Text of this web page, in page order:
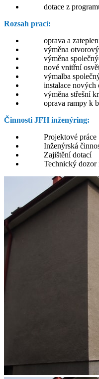
dotace z
Rozsah prací:
oprava a
výměna
výměna
nové vnitřní
výmalba
instalace nových
výměna střešní
oprava rampy k
Činnosti JFH inženýring:
Projektové práce
Inženýrská
Zajištění dotací
Technický dozor